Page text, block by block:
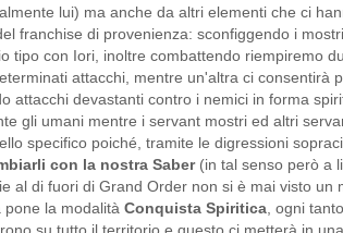
lui) ma anche da altri elementi che ci
franchise di provenienza: sconfiggendo i
tipo con Iori, inoltre combattendo riempiremo
attacchi, mentre un'altra ci consentirà
attacchi devastanti contro i nemici in forma
gli umani mentre i servant mostri ed altri
specifico poiché, tramite le digressioni
con la nostra Saber(in tal senso però a
al di fuori di Grand Order non si è mai visto un
pone la modalità Conquista Spiritica , ogni